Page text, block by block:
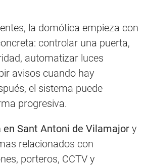
la domótica empieza con
controlar una puerta,
automatizar luces
avisos cuando hay
el sistema puede
progresiva.
en Sant Antoni de Vilamajor y
relacionados con
porteros, CCTV y